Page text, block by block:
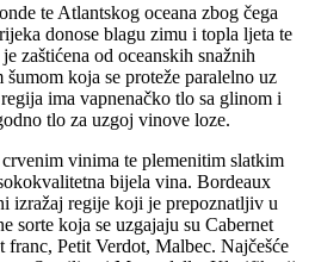
te Atlantskog oceana zbog čega
donose blagu zimu i topla ljeta te
zaštićena od oceanskih snažnih
koja se proteže paralelno uz
ima vapnenačko tlo sa glinom i
tlo za uzgoj vinove loze.
vinima te plemenitim slatkim
bijela vina. Bordeaux
izražaj regije koji je prepoznatljiv u
sorte koja se uzgajaju su Cabernet
franc, Petit Verdot, Malbec. Najčešće